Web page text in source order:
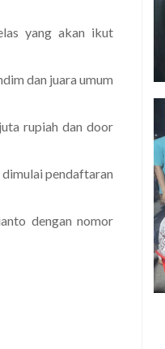
yang akan ikut
dan juara umum
rupiah dan door
pendaftaran
dengan nomor